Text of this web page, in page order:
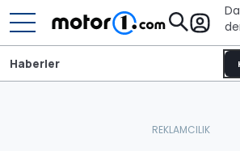
Haberler